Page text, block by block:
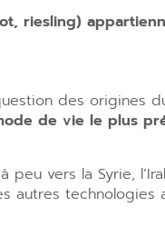
riesling)
des origines
de vie le plus
vers la Syrie,
autres technologies